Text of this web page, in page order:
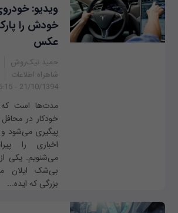
ویدیو:
خودش را
عکس
حمید نیک‌روش
شاهراه اطلاعات
21/10/1394 - 16:15
مدت‌ها است
خودکار در
پیگیری می‌شود و
اخباری را
می‌شنویم. یکی
بی‌شک ایلان
بزرگی که ایده...